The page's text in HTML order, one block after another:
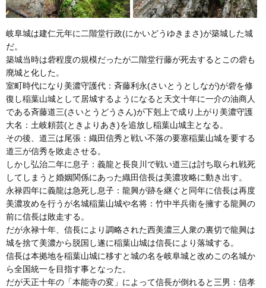
岐阜城は建仁元年に二階堂行政(にかいどうゆきまさ)が築城した城
だ。
築城当時は砦程度の規模だったが二階堂行藤が死去するとこの砦も
廃城と化した。
室町時代になり美濃守護代：斉藤利永(さいとうとしなが)が砦を修
復し稲葉山城として居城するようになると天文十年に一介の油商人
である斉藤道三(さいとうどうさん)が下剋上で成り上がり美濃守護
大名：土岐頼芸(ときよりあき)を追放し稲葉山城主となる。
その後、道三は尾張：織田信秀と戦い不落の要塞稲葉山城を要する
道三が信秀を敗走させる。
しかし弘治二年に息子：義龍と長良川で戦い道三は討ち取られ戦死
してしまうと婚姻関係にあった織田信長は美濃攻略に動き出す。
永禄四年に義龍は急死し息子：龍興が跡を継ぐと同年に信長は再度
美濃攻めを行うが名城稲葉山城や名将：竹中半兵衛を擁する龍興の
前に信長は敗走する。
だが永禄十年、信長により調略された西美濃三人衆の裏切で龍興は
城を捨て美濃から脱国し遂に稲葉山城は信長により落城する。
信長は本拠地を稲葉山城に移すと城の名を岐阜城と改めこの名城か
ら全国統一を目指す事となった。
だが天正十年の「本能寺の変」によって信長が倒れると三男：信孝